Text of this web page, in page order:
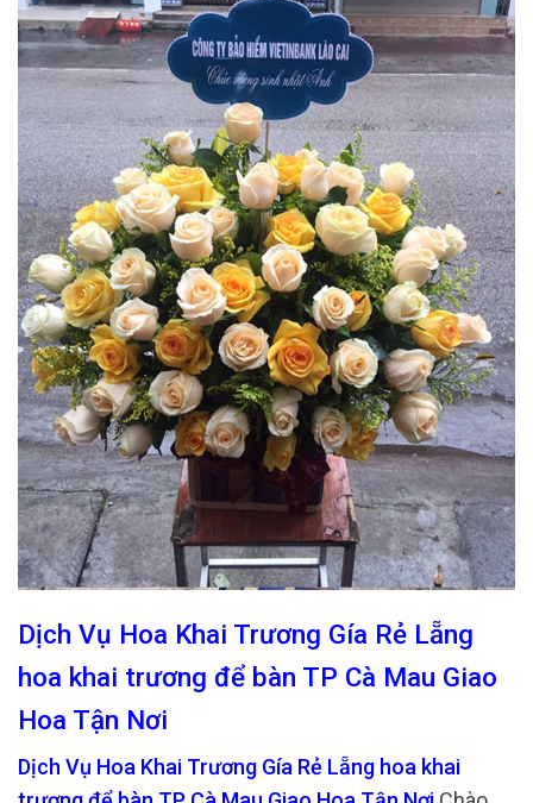
Dịch Vụ Hoa Khai Trương Gía Rẻ Lẵng
hoa khai trương để bàn TP Cà Mau Giao
Hoa Tận Nơi
Dịch Vụ Hoa Khai Trương Gía Rẻ Lẵng hoa khai